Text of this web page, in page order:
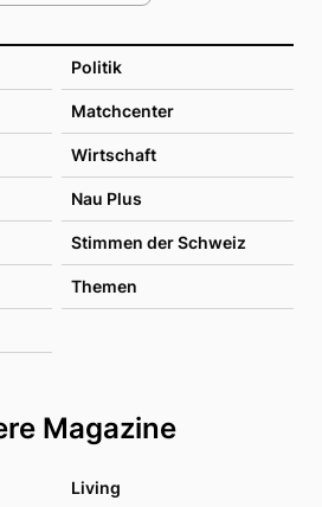
Politik
Matchcenter
Wirtschaft
Nau Plus
Stimmen der Schweiz
Themen
Magazine
Living